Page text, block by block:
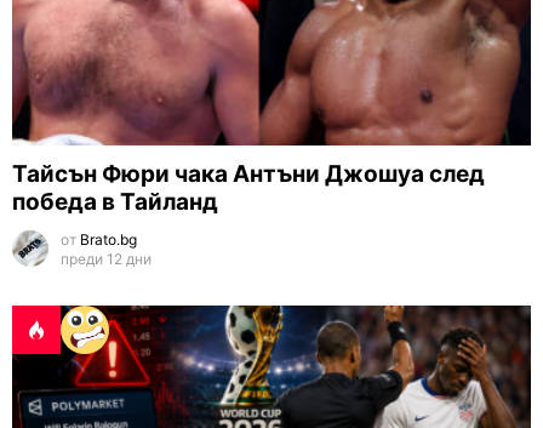
Тайсън Фюри чака Антъни Джошуа след
победа в Тайланд
от Brato.bg
преди 12 дни